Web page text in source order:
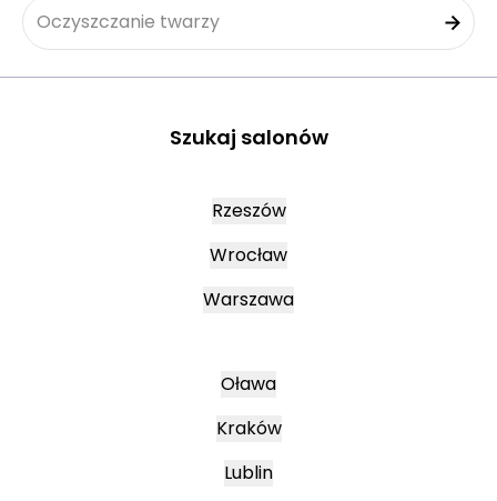
Oczyszczanie twarzy
Szukaj salonów
Rzeszów
Wrocław
Warszawa
Oława
Kraków
Lublin